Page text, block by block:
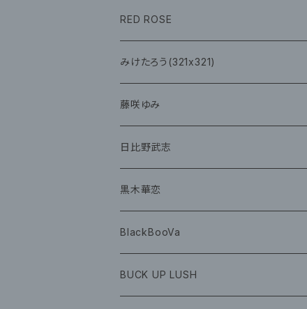
CD
チェキ
イベント
CD
グッズ
RED ROSE
CD
みけたろう(321x321)
CD
グッズ
藤咲ゆみ
CD
グッズ
日比野武志
黒木華恋
BlackBooVa
CD
BUCK UP LUSH